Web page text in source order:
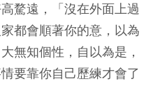
騖遠，「沒在外面上過
都會順著你的意，以為
無知個性，自以為是，
要靠你自己歷練才會了